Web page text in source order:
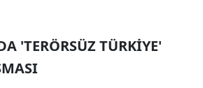
'TERÖRSÜZ TÜRKİYE'